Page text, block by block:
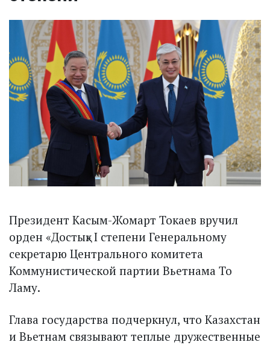
Президент Касым-Жомарт Токаев вручил
орден «Достық» I степени Генеральному
секретарю Центрального комитета
Коммунистической партии Вьетнама То
Ламу.
Глава государства подчеркнул, что Казахстан
и Вьетнам связывают теплые дружественные